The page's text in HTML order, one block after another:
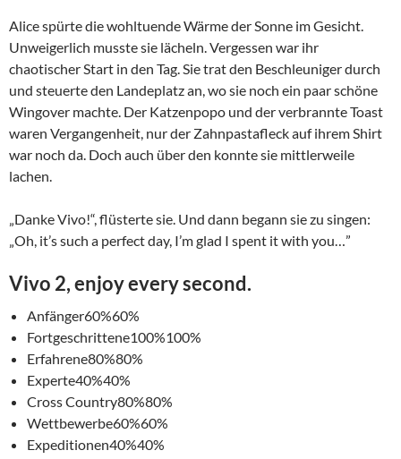
Alice spürte die wohltuende Wärme der Sonne im Gesicht.
Unweigerlich musste sie lächeln. Vergessen war ihr
chaotischer Start in den Tag. Sie trat den Beschleuniger durch
und steuerte den Landeplatz an, wo sie noch ein paar schöne
Wingover machte. Der Katzenpopo und der verbrannte Toast
waren Vergangenheit, nur der Zahnpastafleck auf ihrem Shirt
war noch da. Doch auch über den konnte sie mittlerweile
lachen.
„Danke Vivo!“, flüsterte sie. Und dann begann sie zu singen:
„Oh, it’s such a perfect day, I’m glad I spent it with you…”
Vivo 2, enjoy every second.
Anfänger60%60%
Fortgeschrittene100%100%
Erfahrene80%80%
Experte40%40%
Cross Country80%80%
Wettbewerbe60%60%
Expeditionen40%40%